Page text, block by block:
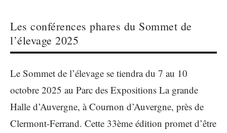
Les conférences phares du Sommet de
l’élevage 2025
Le Sommet de l’élevage se tiendra du 7 au 10
octobre 2025 au Parc des Expositions La grande
Halle d’Auvergne, à Cournon d’Auvergne, près de
Clermont-Ferrand. Cette 33ème édition promet d’être